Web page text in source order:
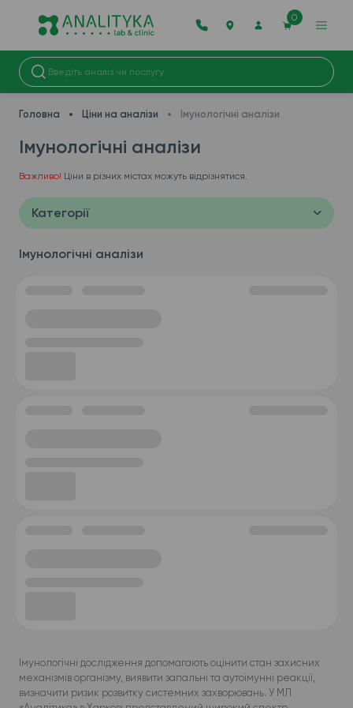
0
Головна Ціни на аналізи Імунологічні аналізи
Імунологічні аналізи
Важливо! Ціни в різних містах можуть відрізнятися.
Категорії
Імунологічні аналізи
Імунологічні дослідження допомагають оцінити стан захисних
механізмів організму, виявити запальні та аутоімунні реакції,
визначити ризик розвитку системних захворювань. У МЛ